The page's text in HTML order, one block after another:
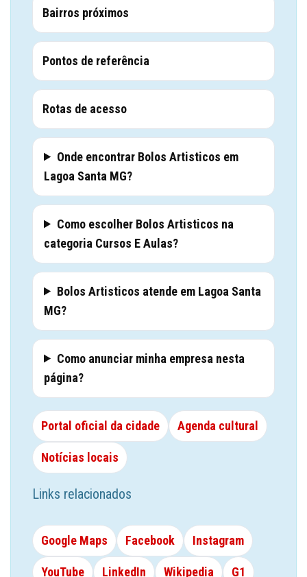
Bairros próximos
Pontos de referência
Rotas de acesso
Onde encontrar Bolos Artisticos em
Lagoa Santa MG?
Como escolher Bolos Artisticos na
categoria Cursos E Aulas?
Bolos Artisticos atende em Lagoa Santa
MG?
Como anunciar minha empresa nesta
página?
Portal oficial da cidade Agenda cultural
Notícias locais
Links relacionados
Google Maps Facebook Instagram
YouTube LinkedIn Wikipedia G1